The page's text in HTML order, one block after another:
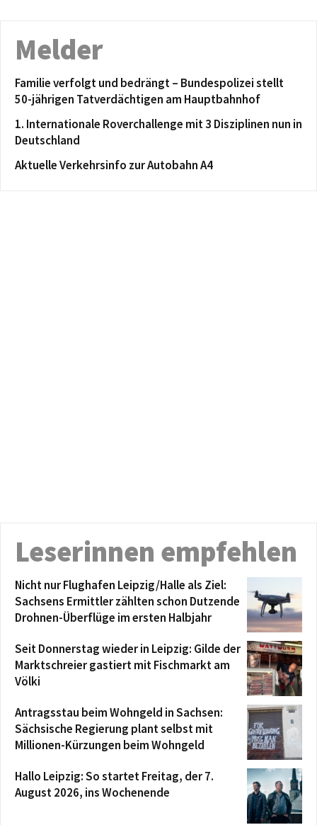
Melder
Familie verfolgt und bedrängt – Bundespolizei stellt
50-jährigen Tatverdächtigen am Hauptbahnhof
1. Internationale Roverchallenge mit 3 Disziplinen nun in
Deutschland
Aktuelle Verkehrsinfo zur Autobahn A4
Leserinnen empfehlen
Nicht nur Flughafen Leipzig/Halle als Ziel:
Sachsens Ermittler zählten schon Dutzende
Drohnen-Überflüge im ersten Halbjahr
Seit Donnerstag wieder in Leipzig: Gilde der
Marktschreier gastiert mit Fischmarkt am
Völki
Antragsstau beim Wohngeld in Sachsen:
Sächsische Regierung plant selbst mit
Millionen-Kürzungen beim Wohngeld
Hallo Leipzig: So startet Freitag, der 7.
August 2026, ins Wochenende